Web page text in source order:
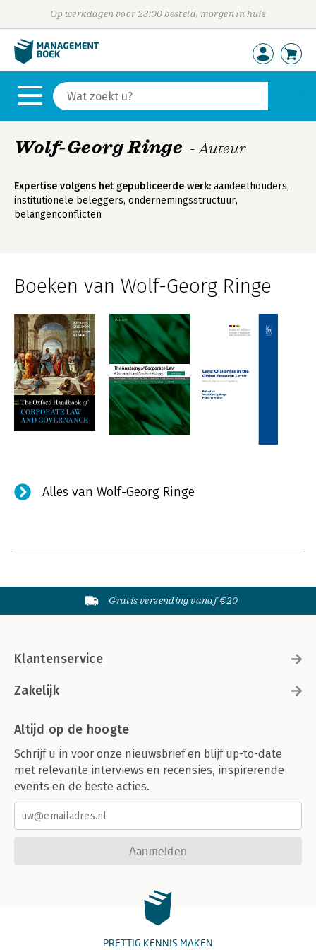
Op werkdagen voor 23:00 besteld, morgen in huis
Wolf-Georg Ringe - Auteur
Expertise volgens het gepubliceerde werk: aandeelhouders,
institutionele beleggers, ondernemingsstructuur,
belangenconflicten
Boeken van Wolf-Georg Ringe
Alles van Wolf-Georg Ringe
Gratis verzending vanaf €20
Klantenservice
Zakelijk
Altijd op de hoogte
Schrijf u in voor onze nieuwsbrief en blijf up-to-date
met relevante interviews en recensies, inspirerende
events en de beste acties.
Aanmelden
PRETTIG KENNIS MAKEN